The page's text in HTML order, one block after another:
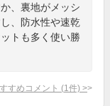
、裏地がメッシ
、防水性や速乾
トも多く使い勝
すめコメント (1 件) >